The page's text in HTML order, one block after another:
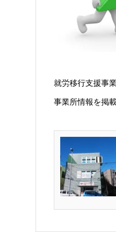
就労移行支援事
事業所情報を掲